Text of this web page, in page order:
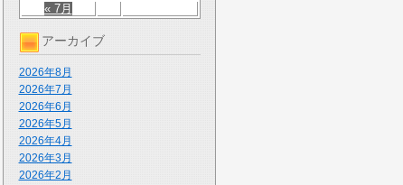
« 7月
アーカイブ
2026年8月
2026年7月
2026年6月
2026年5月
2026年4月
2026年3月
2026年2月